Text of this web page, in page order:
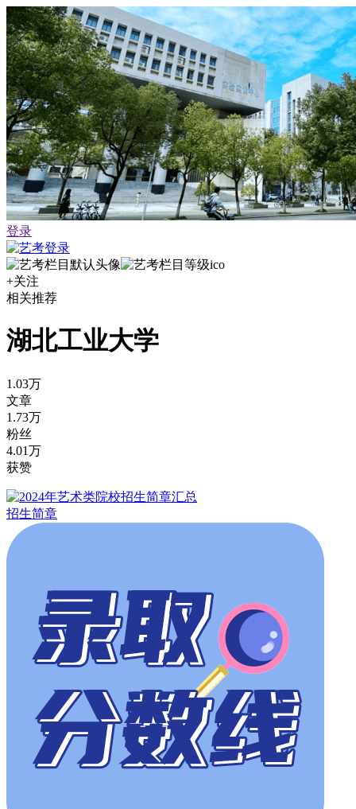
登录
+关注
相关推荐
湖北工业大学
1.03万
文章
1.73万
粉丝
4.01万
获赞
招生简章